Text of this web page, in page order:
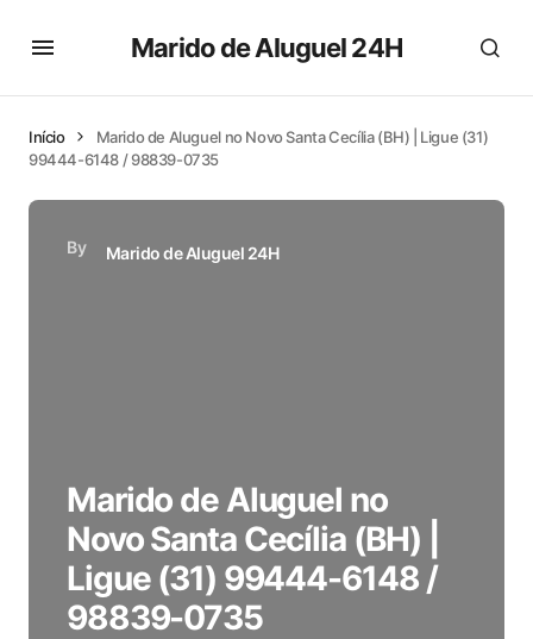
Marido de Aluguel 24H
Início
Marido de Aluguel no Novo Santa Cecília (BH) | Ligue (31)
99444-6148 / 98839-0735
By Marido de Aluguel 24H
Marido de Aluguel no
Novo Santa Cecília (BH) |
Ligue (31) 99444-6148 /
98839-0735